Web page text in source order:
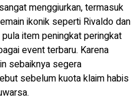
menggiurkan, termasuk
ikonik seperti Rivaldo dan
item peningkat peringkat
event terbaru. Karena
sebaiknya segera
sebelum kuota klaim habis